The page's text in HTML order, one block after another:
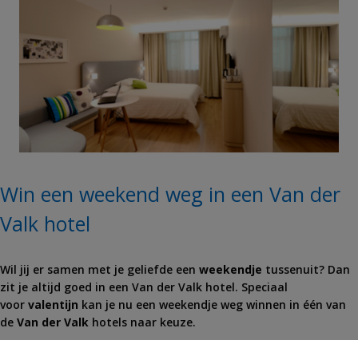
Win een weekend weg in een Van der
Valk hotel
Wil jij er samen met je geliefde een weekendje tussenuit? Dan
zit je altijd goed in een Van der Valk hotel. Speciaal
voor valentijn kan je nu een weekendje weg winnen in één van
de Van der Valk hotels naar keuze.